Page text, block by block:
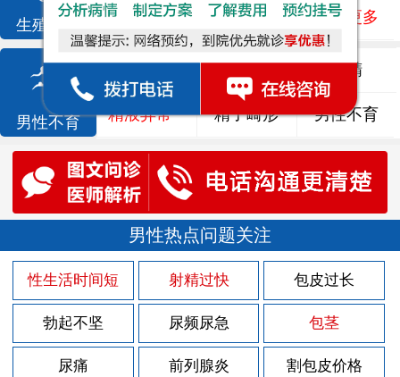
生殖感染 尿相关 泌尿感染 了解更多
男性不育
死精 少精 弱精
精液异常 精子畸形 男性不育
男性热点问题关注
性生活时间短 射精过快 包皮过长
勃起不坚 尿频尿急 包茎
尿痛 前列腺炎 割包皮价格